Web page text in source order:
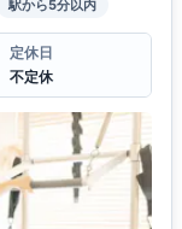
駅から5分以内
定休日
不定休